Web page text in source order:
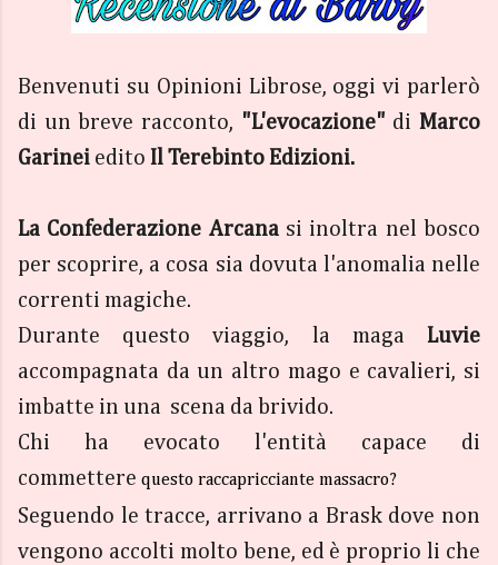
Benvenuti su Opinioni Librose, oggi vi parlerò
di un breve racconto, "L'evocazione" diMarco
Garinei edito Il Terebinto Edizioni.
La Confederazione Arcanasi inoltra nel bosco
per scoprire, a cosa sia dovuta l'anomalia nelle
correnti magiche.
Durante questo viaggio, la maga Luvie
accompagnata da un altro mago e cavalieri, si
imbatte in una scena da brivido.
Chi ha evocato l'entità capace di
commettere questo raccapricciante massacro?
Seguendo le tracce, arrivano a Brask dove non
vengono accolti molto bene, ed è proprio li che